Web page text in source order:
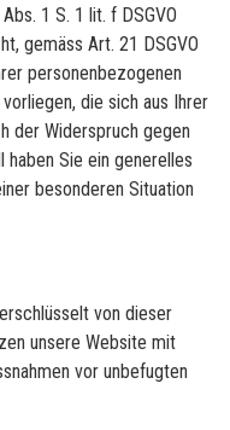
1 S. 1 lit. f DSGVO
gemäss Art. 21 DSGVO
personenbezogenen
die sich aus Ihrer
der Widerspruch gegen
Sie ein generelles
besonderen Situation
von dieser
unsere Website mit
vor unbefugten